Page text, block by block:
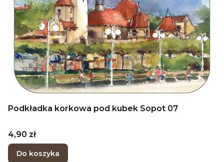
Podkładka korkowa pod kubek Sopot 07
Cena
4,90 zł
Do koszyka